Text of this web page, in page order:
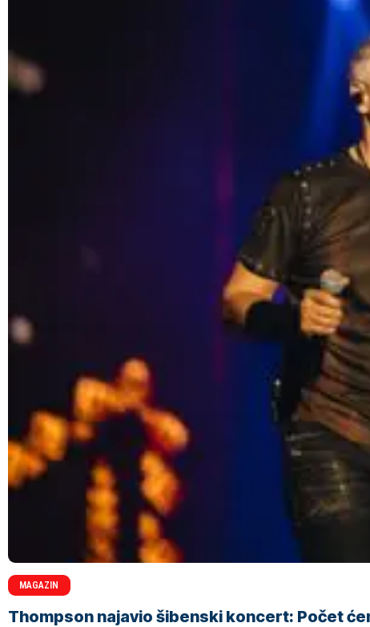
MAGAZIN
Thompson najavio šibenski koncert: Počet